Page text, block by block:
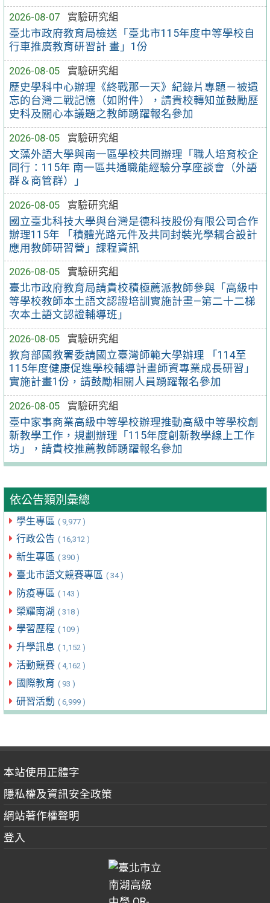
2026-08-07
實驗研究組
臺北市政府教育局檢送「臺北市115年度中等學校自
行車推廣教育研習計 畫」1份
2026-08-05
實驗研究組
歷史學科中心辦理《終戰那一天》紀錄片專題－被遺
忘的台灣二戰記憶（如附件），請貴校轉知並鼓勵歷
史科及關心本議題之教師踴躍報名參加
2026-08-05
實驗研究組
文藻外語大學與南一區學校共同辦理「職人培育校企
同行：115年 南一區共通職能經驗分享座談會（外語
群＆商管群）」
2026-08-05
實驗研究組
國立臺北科技大學與台灣是德科技股份有限公司合作
辦理115年 「積體光路元件及共同封裝光學耦合設計
應用教師研習營」課程資訊
2026-08-05
實驗研究組
臺北市政府教育局請貴校積極薦派教師參與「高級中
等學校教師本土語文認證培訓實施計畫—第二十二梯
次本土語文認證輔導班」
2026-08-05
實驗研究組
教育部國教署委請國立臺灣師範大學辦理 「114至
115年度健康促進學校輔導計畫師資專業成長研習」
實施計畫1份，請鼓勵相關人員踴躍報名參加
2026-08-05
實驗研究組
臺中家事商業高級中等學校辦理推動高級中等學校創
新教學工作，規劃辦理「115年度創新教學線上工作
坊」，請貴校推薦教師踴躍報名參加
依公告類別彙總
學生專區 ( 9,977 )
行政公告 ( 16,312 )
新生專區 ( 390 )
臺北市語文競賽專區 ( 34 )
防疫專區 ( 143 )
榮耀南湖 ( 318 )
學習歷程 ( 109 )
升學訊息 ( 1,152 )
活動競賽 ( 4,162 )
國際教育 ( 93 )
研習活動 ( 6,999 )
本站使用正體字
隱私權及資訊安全政策
網站著作權聲明
登入